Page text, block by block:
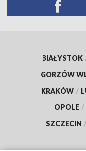
BIAŁYSTOK
GORZÓW
KRAKÓW /
OPOLE /
SZCZECIN /